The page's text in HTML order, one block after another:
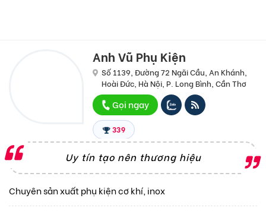
339
Anh Vũ Phụ Kiện
Số 1139, Đường 72 Ngãi Cầu, An Khánh,
Hoài Đức, Hà Nội, P. Long Bình, Cần Thơ
Gọi ngay
Uy tín tạo nên thương hiệu
Chuyên sản xuất phụ kiện cơ khí, inox